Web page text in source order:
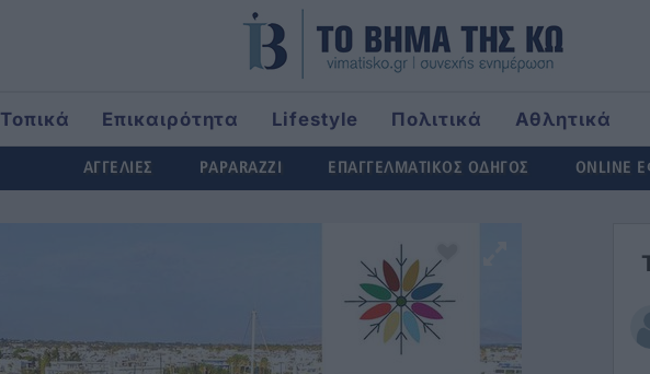
Τοπικά Επικαιρότητα Lifestyle Πολιτικά
Αθλητικά
Around The World
ΑΓΓΕΛΙΕΣ PAPARAZZI ΕΠΑΓΓΕΛΜΑΤΙΚΟΣ ΟΔΗΓΟΣ ONLINE